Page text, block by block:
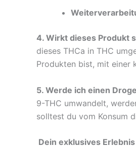
4. Wirkt dieses Produkt
dieses THCa in THC
Produkten bist, mit einer
5. Werde ich einen
9-THC umwandelt,
solltest du vom Konsum
Dein exklusives